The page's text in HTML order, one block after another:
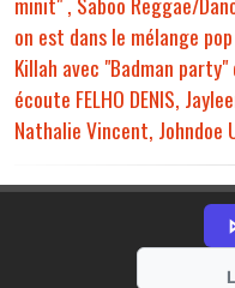
on est dans le mélange
Killah avec "Badman party"
écoute FELHO DENIS,
Nathalie Vincent, Johndoe